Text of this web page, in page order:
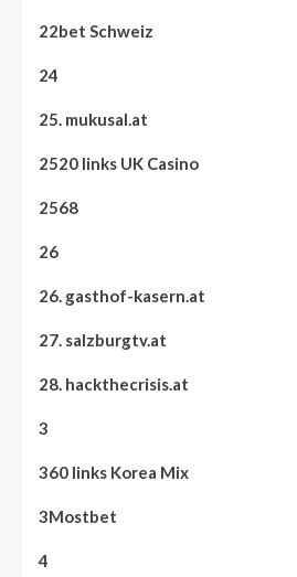
22bet Schweiz
24
25. mukusal.at
2520 links UK Casino
2568
26
26. gasthof-kasern.at
27. salzburgtv.at
28. hackthecrisis.at
3
360 links Korea Mix
3Mostbet
4